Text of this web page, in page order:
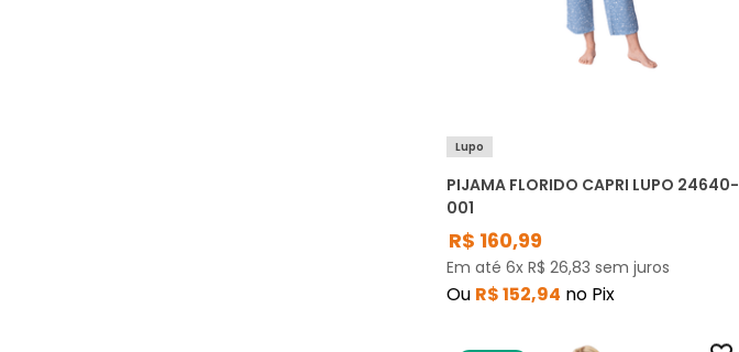
Lupo
PIJAMA FLORIDO CAPRI LUPO 24640-
001
R$ 160,99
Em até6xR$ 26,83 sem juros
Ou R$152,94 no Pix